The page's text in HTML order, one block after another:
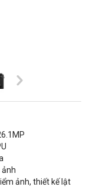
ảnh
ảnh, thiết kế lật